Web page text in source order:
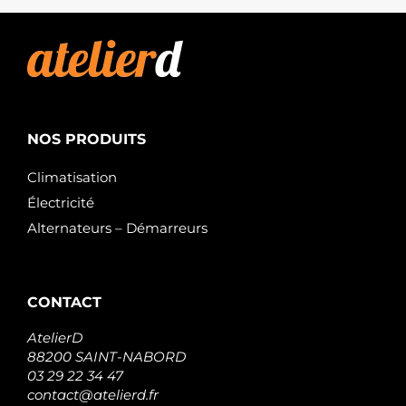
NOS PRODUITS
Climatisation
Électricité
Alternateurs – Démarreurs
CONTACT
AtelierD
88200 SAINT-NABORD
03 29 22 34 47
contact@atelierd.fr